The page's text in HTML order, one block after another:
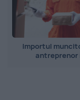
Importul
antreprenor